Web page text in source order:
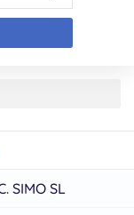
SIMO SL